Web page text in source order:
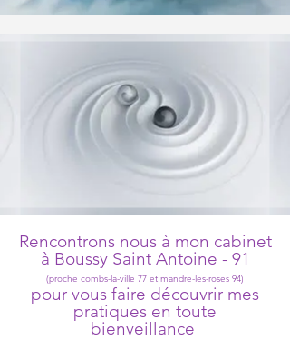
Rencontrons nous à mon cabinet
à Boussy Saint Antoine - 91
(proche combs-la-ville 77 et mandre-les-roses 94)
pour vous faire découvrir mes
pratiques en toute
bienveillance